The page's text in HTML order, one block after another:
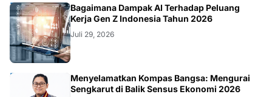
TEKNOLOGI
Bagaimana Dampak AI Terhadap Peluang
Kerja Gen Z Indonesia Tahun 2026
Juli 29, 2026
Menyelamatkan Kompas Bangsa: Mengurai
Sengkarut di Balik Sensus Ekonomi 2026